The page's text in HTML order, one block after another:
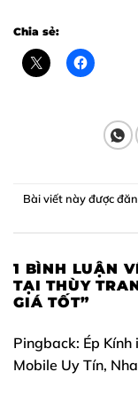
Chia sẻ:
Bài viết này được
1 BÌNH LUẬN
TẠI THÙY
GIÁ TỐT”
Pingback: Ép Kính
Mobile Uy Tín,